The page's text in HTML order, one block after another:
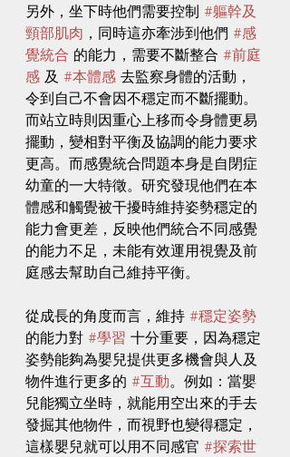
另外，坐下時他們需要控制 #軀幹及
頸部肌肉 ，同時這亦牽涉到他們 #感
覺統合 的能力，需要不斷整合 #前庭
感 及 #本體感 去監察身體的活動，
令到自己不會因不穩定而不斷擺動。
而站立時則因重心上移而令身體更易
擺動，變相對平衡及協調的能力要求
更高。而感覺統合問題本身是自閉症
幼童的一大特徵。研究發現他們在本
體感和觸覺被干擾時維持姿勢穩定的
能力會更差，反映他們統合不同感覺
的能力不足，未能有效運用視覺及前
庭感去幫助自己維持平衡。
從成長的角度而言，維持 #穩定姿勢
的能力對 #學習 十分重要，因為穩定
姿勢能夠為嬰兒提供更多機會與人及
物件進行更多的 #互動。例如：當嬰
兒能獨立坐時，就能用空出來的手去
發掘其他物件，而視野也變得穩定，
這樣嬰兒就可以用不同感官 #探索世